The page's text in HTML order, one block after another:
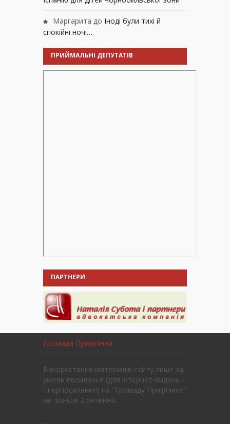
Маргарита до Іноді були тихі й
спокійні ночі…
ПРИЙМАЛЬНІ ДЕПУТАТІВ
ПАРТНЕРИ
Громада Приірпіння
Використання матеріалів сайту лише за
умови посилання (для інтернет-видань -
гіперпосилання) на "Громаду Приірпіння"
не пізніше 2 речення.